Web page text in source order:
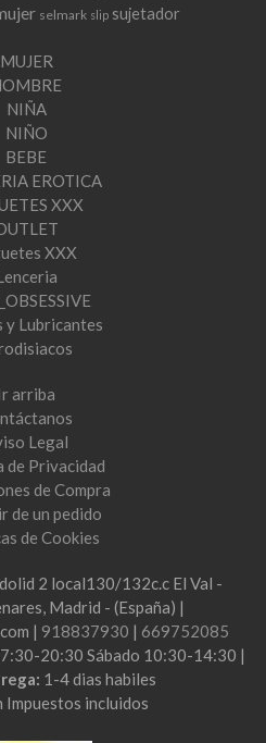
selmark slip sujetador
MUJER
NIÑA
NIÑO
BEBE
EROTICA
XXX
XXX
y Lubricantes
arriba
Legal
de Privacidad
de Compra
de un pedido
de Cookies
2 local130/132c.c El Val -
Madrid - (España) |
| 918837930 | 669752085
20:30 Sábado 10:30-14:30 |
1-4 dias habiles
Impuestos incluidos